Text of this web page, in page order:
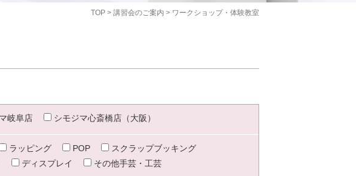
TOP > 講習会のご案内 > ワークショップ・体験教室
岐阜店 シモジマ心斎橋店（大阪）
ラッピング POP
スクラップブッキング
ディスプレイ その他手芸・工芸